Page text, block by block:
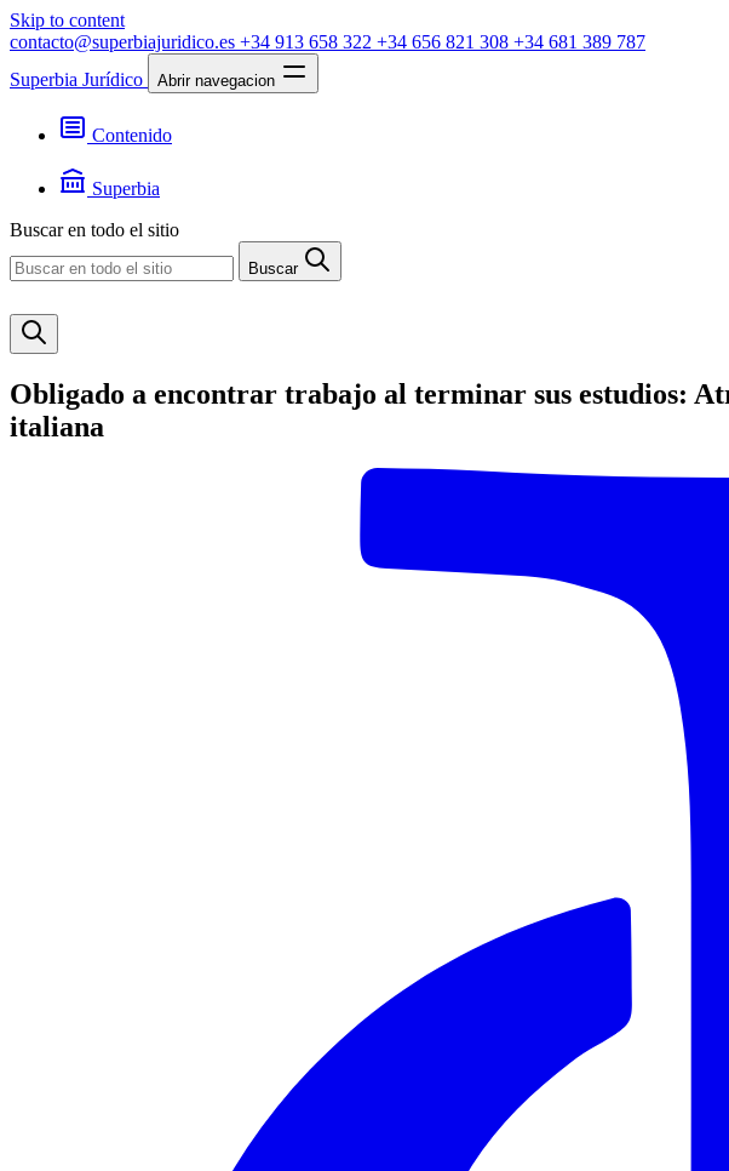
Skip to content
contacto@superbiajuridico.es +34 913 658 322 +34 656 821 308 +34 681 389 787
Superbia Jurídico
Abrir navegacion
Contenido
Jurisprudencia
Noticias
Superbia
Contacto
Buscar en todo el sitio
Buscar
Obligado a encontrar trabajo al terminar sus estudios:
italiana